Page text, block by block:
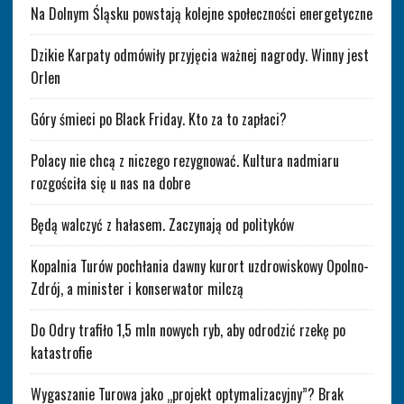
Na Dolnym Śląsku powstają kolejne społeczności energetyczne
Dzikie Karpaty odmówiły przyjęcia ważnej nagrody. Winny jest
Orlen
Góry śmieci po Black Friday. Kto za to zapłaci?
Polacy nie chcą z niczego rezygnować. Kultura nadmiaru
rozgościła się u nas na dobre
Będą walczyć z hałasem. Zaczynają od polityków
Kopalnia Turów pochłania dawny kurort uzdrowiskowy Opolno-
Zdrój, a minister i konserwator milczą
Do Odry trafiło 1,5 mln nowych ryb, aby odrodzić rzekę po
katastrofie
Wygaszanie Turowa jako „projekt optymalizacyjny”? Brak